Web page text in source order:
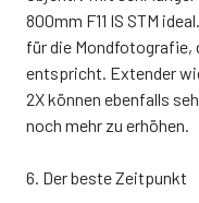
800mm F11 IS STM
für die Mondfotografie,
entspricht. Extender
2X können ebenfalls
noch mehr zu erhöhen.
6. Der beste Zeitpunkt